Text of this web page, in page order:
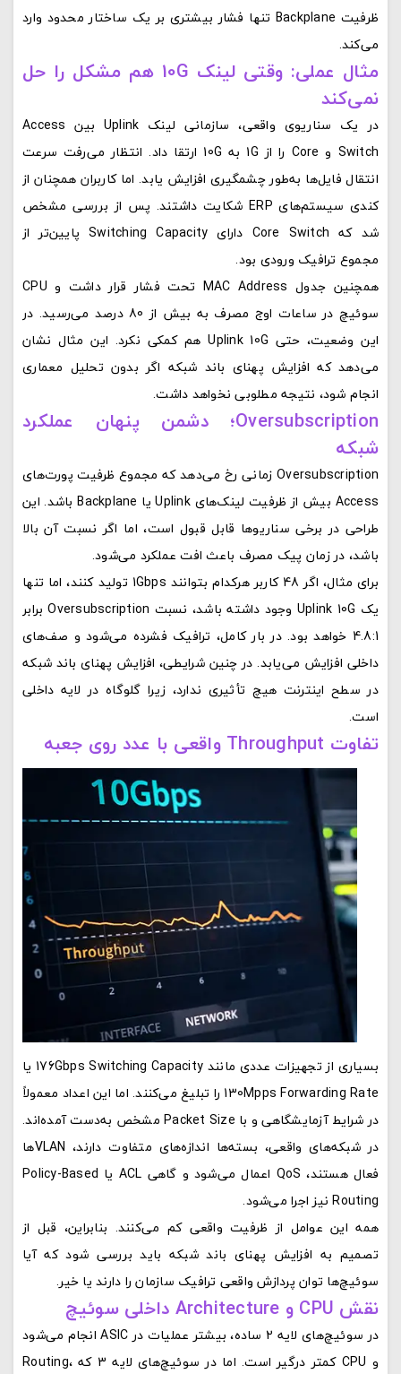
ظرفیت Backplane تنها فشار بیشتری بر یک ساختار محدود وارد
می‌کند.
مثال عملی: وقتی لینک 10G هم مشکل را حل
نمی‌کند
در یک سناریوی واقعی، سازمانی لینک Uplink بین Access
Switch و Core را از 1G به 10G ارتقا داد. انتظار می‌رفت سرعت
انتقال فایل‌ها به‌طور چشمگیری افزایش یابد. اما کاربران همچنان از
کندی سیستم‌های ERP شکایت داشتند. پس از بررسی مشخص
شد که Core Switch دارای Switching Capacity پایین‌تر از
مجموع ترافیک ورودی بود.
همچنین جدول MAC Address تحت فشار قرار داشت و CPU
سوئیچ در ساعات اوج مصرف به بیش از 80 درصد می‌رسید. در
این وضعیت، حتی Uplink 10G هم کمکی نکرد. این مثال نشان
می‌دهد که افزایش پهنای باند شبکه اگر بدون تحلیل معماری
انجام شود، نتیجه مطلوبی نخواهد داشت.
Oversubscription؛ دشمن پنهان عملکرد
شبکه
Oversubscription زمانی رخ می‌دهد که مجموع ظرفیت پورت‌های
Access بیش از ظرفیت لینک‌های Uplink یا Backplane باشد. این
طراحی در برخی سناریوها قابل قبول است، اما اگر نسبت آن بالا
باشد، در زمان پیک مصرف باعث افت عملکرد می‌شود.
برای مثال، اگر 48 کاربر هرکدام بتوانند 1Gbps تولید کنند، اما تنها
یک Uplink 10G وجود داشته باشد، نسبت Oversubscription برابر
4.8:1 خواهد بود. در بار کامل، ترافیک فشرده می‌شود و صف‌های
داخلی افزایش می‌یابد. در چنین شرایطی، افزایش پهنای باند شبکه
در سطح اینترنت هیچ تأثیری ندارد، زیرا گلوگاه در لایه داخلی
است.
تفاوت Throughput واقعی با عدد روی جعبه
بسیاری از تجهیزات عددی مانند 176Gbps Switching Capacity یا
130Mpps Forwarding Rate را تبلیغ می‌کنند. اما این اعداد معمولاً
در شرایط آزمایشگاهی و با Packet Size مشخص به‌دست آمده‌اند.
در شبکه‌های واقعی، بسته‌ها اندازه‌های متفاوت دارند، VLANها
فعال هستند، QoS اعمال می‌شود و گاهی ACL یا Policy-Based
Routing نیز اجرا می‌شود.
همه این عوامل از ظرفیت واقعی کم می‌کنند. بنابراین، قبل از
تصمیم به افزایش پهنای باند شبکه باید بررسی شود که آیا
سوئیچ‌ها توان پردازش واقعی ترافیک سازمان را دارند یا خیر.
نقش CPU و Architecture داخلی سوئیچ
در سوئیچ‌های لایه 2 ساده، بیشتر عملیات در ASIC انجام می‌شود
و CPU کمتر درگیر است. اما در سوئیچ‌های لایه 3 که Routing،